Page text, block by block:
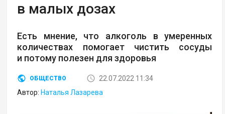
в малых дозах
Есть мнение, что алкоголь в умеренных
количествах помогает чистить сосуды
и потому полезен для здоровья
ОБЩЕСТВО
22.07.2022 11:34
Автор: Наталья Лазарева